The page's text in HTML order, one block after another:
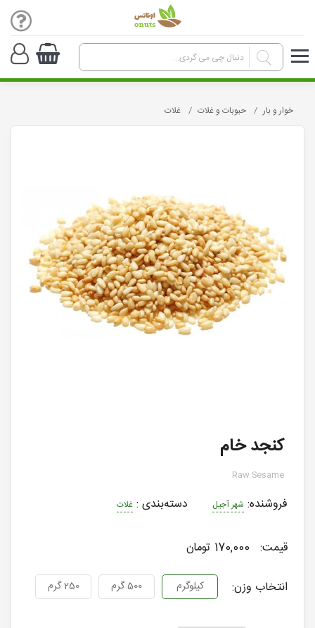
خوار و بار حبوبات و غلات غلات
کنجد خام
Raw Sesame
فروشنده: شهر آجیل دسته‌بندی : غلات
قیمت: 170,000 تومان
انتخاب وزن: کیلوگرم 500 گرم 250 گرم